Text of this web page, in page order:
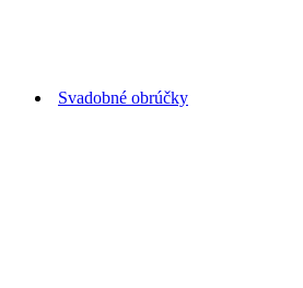
Svadobné obrúčky